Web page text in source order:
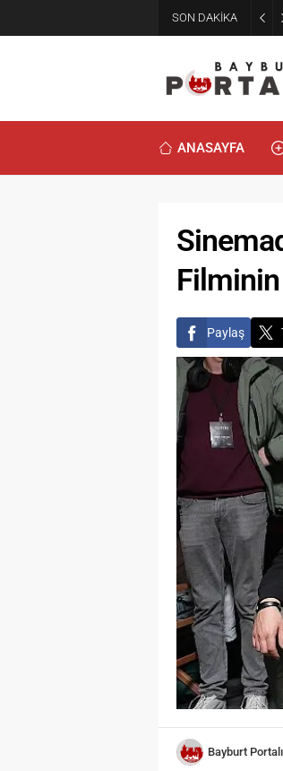
SON DAKİKA
ANASAYFA
Paylaş
Bayburt Portalı